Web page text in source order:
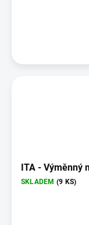
ITA - Výměnný
SKLADEM (9 KS)